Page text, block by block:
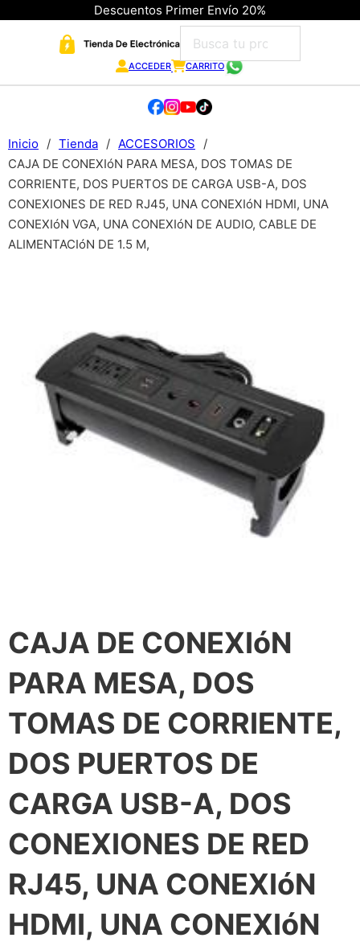
Descuentos Primer Envío 20%
ACCEDER CARRITO
Inicio / Tienda / ACCESORIOS
/
CAJA DE CONEXIóN PARA MESA, DOS TOMAS DE
CORRIENTE, DOS PUERTOS DE CARGA USB-A, DOS
CONEXIONES DE RED RJ45, UNA CONEXIóN HDMI, UNA
CONEXIóN VGA, UNA CONEXIóN DE AUDIO, CABLE DE
ALIMENTACIóN DE 1.5 M,
CAJA DE CONEXIóN
PARA MESA, DOS
TOMAS DE CORRIENTE,
DOS PUERTOS DE
CARGA USB-A, DOS
CONEXIONES DE RED
RJ45, UNA CONEXIóN
HDMI, UNA CONEXIóN